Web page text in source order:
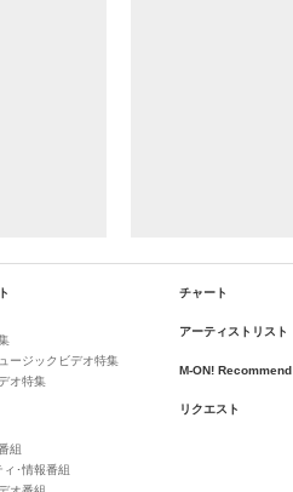
ージックビデオ特集
オ特集
組
ィ･情報番組
チャート
アーティストリスト
M-ON! Recommend
リクエスト